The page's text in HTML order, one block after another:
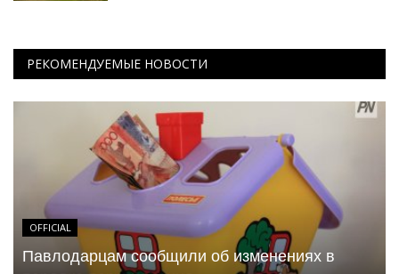
РЕКОМЕНДУЕМЫЕ НОВОСТИ
OFFICIAL
Павлодарцам сообщили об изменениях в